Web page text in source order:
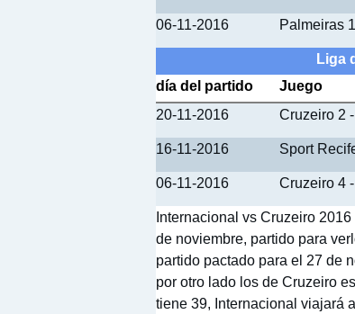
06-11-2016 Palmeiras
Liga
día del partido
Juego
20-11-2016
Cruzeiro 2
16-11-2016 Sport
06-11-2016 Cruzeiro 4
Internacional vs Cruzeiro
de noviembre, partido para
partido pactado para el 27 de
por otro lado los de Cruzeiro
tiene 39, Internacional viajará